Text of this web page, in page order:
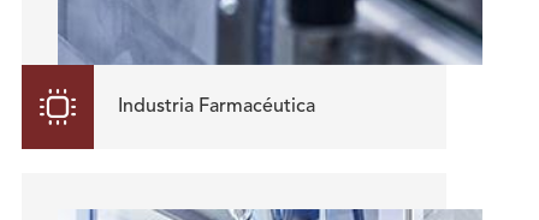
 Industria Farmacéutica